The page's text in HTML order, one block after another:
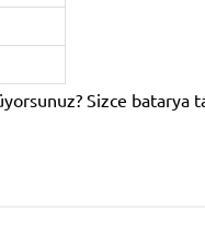
Sizce batarya